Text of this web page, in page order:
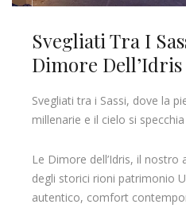
Svegliati Tra I
Dimore Dell’Idris
Svegliati tra i Sassi, dove la
millenarie e il cielo si
Le Dimore dell’Idris, il
degli storici rioni patrimonio
autentico, comfort